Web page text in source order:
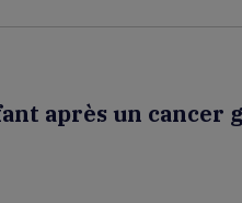
après un